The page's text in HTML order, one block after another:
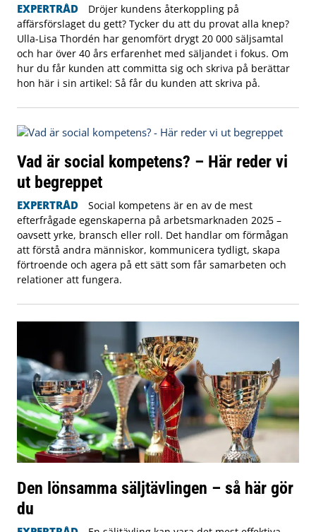
EXPERTRÅD
Dröjer kundens återkoppling på
affärsförslaget du gett? Tycker du att du provat alla knep?
Ulla-Lisa Thordén har genomfört drygt 20 000 säljsamtal
och har över 40 års erfarenhet med säljandet i fokus. Om
hur du får kunden att committa sig och skriva på berättar
hon här i sin artikel: Så får du kunden att skriva på.
Vad är social kompetens? – Här reder vi
ut begreppet
EXPERTRÅD
Social kompetens är en av de mest
efterfrågade egenskaperna på arbetsmarknaden 2025 –
oavsett yrke, bransch eller roll. Det handlar om förmågan
att förstå andra människor, kommunicera tydligt, skapa
förtroende och agera på ett sätt som får samarbeten och
relationer att fungera.
Den lönsamma säljtävlingen – så här gör
du